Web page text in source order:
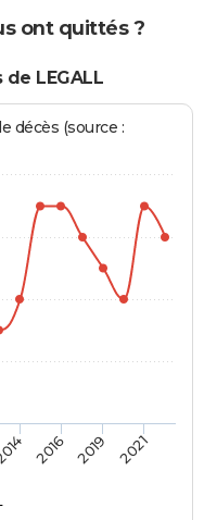
ont quittés ?
LEGALL
décès (source :
2016 2019 2021